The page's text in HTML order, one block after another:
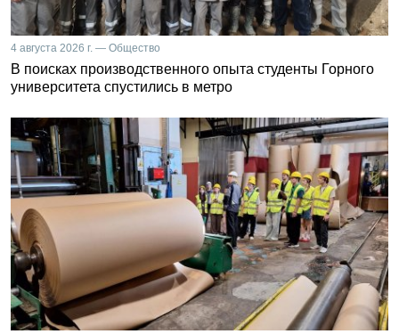
4 августа 2026 г. — Общество
В поисках производственного опыта студенты Горного
университета спустились в метро